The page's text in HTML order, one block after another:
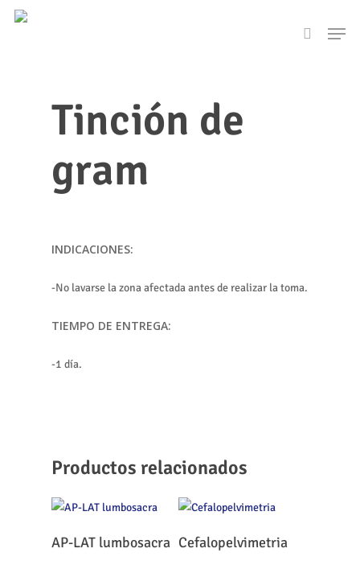
Skip
search
Tinción de
gram
INDICACIONES:
-No lavarse la zona afectada antes de realizar la toma.
TIEMPO DE ENTREGA:
-1 día.
Productos relacionados
Leer Más
AP-LAT lumbosacra Leer Más
Cefalopelvimetria